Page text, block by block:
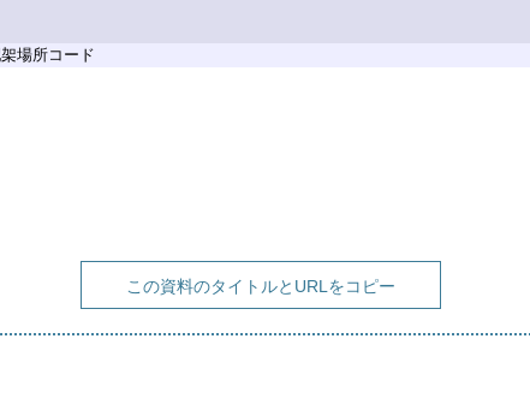
場所コード
この資料のタイトルとURLをコピー